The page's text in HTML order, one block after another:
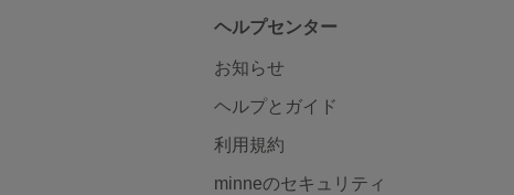
ヘルプセンター
お知らせ
ヘルプとガイド
利用規約
minneのセキュリティ